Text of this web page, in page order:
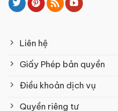
Liên hệ
Giấy Phép bản quyền
Điều khoản dịch vụ
Quyền riêng tư